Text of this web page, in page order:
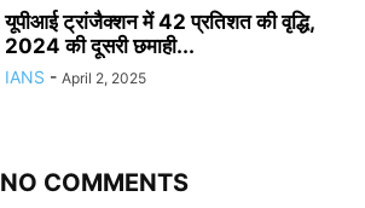
यूपीआई ट्रांजैक्शन में 42 प्रतिशत की वृद्धि,
2024 की दूसरी छमाही...
IANS - April 2, 2025
NO COMMENTS